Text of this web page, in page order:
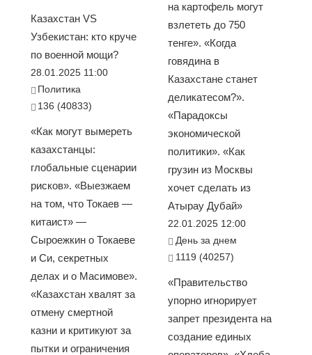
Казахстан VS
Узбекистан: кто круче
по военной мощи?
28.01.2025 11:00
Политика
136 (40833)
«Как могут вымереть
казахстанцы:
глобальные сценарии
рисков». «Выезжаем
на том, что Токаев —
китаист» —
Сыроежкин о Токаеве
и Си, секретных
делах и о Масимове».
«Казахстан хвалят за
отмену смертной
казни и критикуют за
пытки и ограничения
на картофель могут
взлететь до 750
тенге». «Когда
говядина в
Казахстане станет
деликатесом?».
«Парадоксы
экономической
политики». «Как
грузин из Москвы
хочет сделать из
Атырау Дубай»
22.01.2025 12:00
День за днем
1119 (40257)
«Правительство
упорно игнорирует
запрет президента на
создание единых